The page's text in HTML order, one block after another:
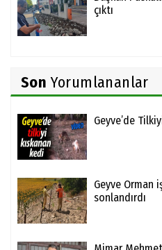
çıktı
Son Yorumlananlar
Geyve’de
Geyve Orman
sonlandırdı